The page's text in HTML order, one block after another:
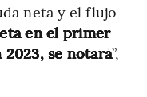
neta y el flujo
en el primer
2023, se notará”,